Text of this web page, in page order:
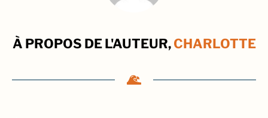
À PROPOS DE L'AUTEUR,CHARLOTTE